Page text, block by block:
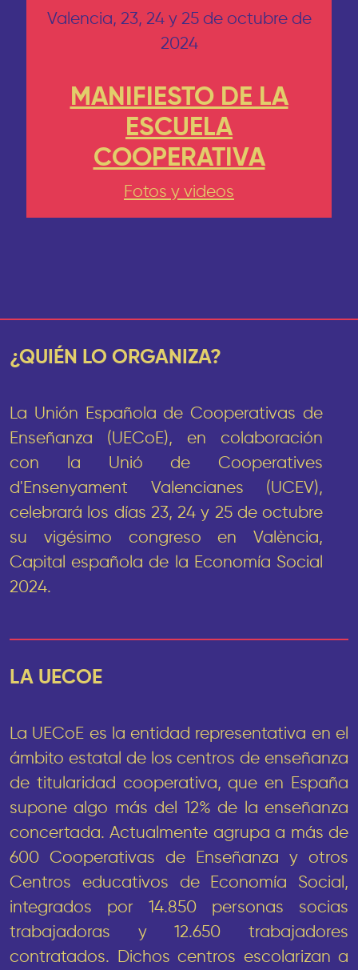
Valencia, 23, 24 y 25 de octubre de
2024
MANIFIESTO DE LA
ESCUELA
COOPERATIVA
Fotos y videos
¿QUIÉN LO ORGANIZA?
La Unión Española de Cooperativas de
Enseñanza (UECoE), en colaboración
con la Unió de Cooperatives
d'Ensenyament Valencianes (UCEV),
celebrará los días 23, 24 y 25 de octubre
su vigésimo congreso en València,
Capital española de la Economía Social
2024.
LA UECOE
La UECoE es la entidad representativa en el
ámbito estatal de los centros de enseñanza
de titularidad cooperativa, que en España
supone algo más del 12% de la enseñanza
concertada. Actualmente agrupa a más de
600 Cooperativas de Enseñanza y otros
Centros educativos de Economía Social,
integrados por 14.850 personas socias
trabajadoras y 12.650 trabajadores
contratados. Dichos centros escolarizan a